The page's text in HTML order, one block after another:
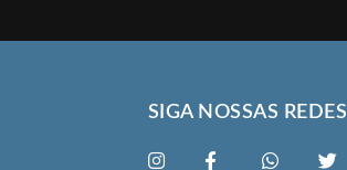
SIGA NOSSAS REDES